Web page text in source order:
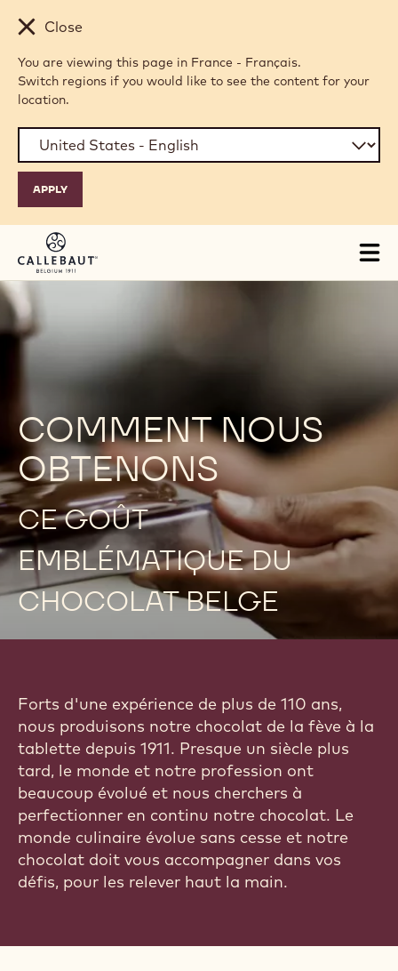
Skip to main content
Close
You are viewing this page in France - Français.
Switch regions if you would like to see the content for your
location.
COMMENT NOUS
OBTENONS
CE GOÛT
EMBLÉMATIQUE DU
CHOCOLAT BELGE
Forts d'une expérience de plus de 110 ans,
nous produisons notre chocolat de la fève à la
tablette depuis 1911. Presque un siècle plus
tard, le monde et notre profession ont
beaucoup évolué et nous cherchers à
perfectionner en continu notre chocolat. Le
monde culinaire évolue sans cesse et notre
chocolat doit vous accompagner dans vos
défis, pour les relever haut la main.